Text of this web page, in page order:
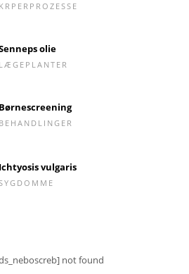
KRPERPROZESSE
olie
LÆGEPLANTER
Børnescreening
BEHANDLINGER
Ichtyosis vulgaris
not found